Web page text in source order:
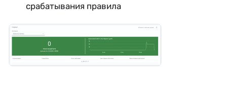
срабатывания правила